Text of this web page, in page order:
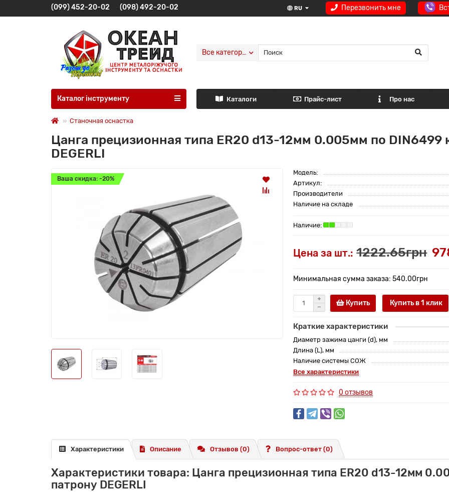
Перезвонить мне
RU
(099) 452-20-02 (098) 492-20-02
Все категории
Каталог інструменту Каталоги Прайс-лист Про нас
Станочная оснастка
Цанга прецизионная типа ER20 d13-12мм 0.005мм по DIN6499
DEGERLI
Ваша скидка: -20%
Модель:
Артикул:
Производители
Наличие на складе
Цена за шт.: 1222.65грн
Минимальная сумма заказа: 540.00грн
Купить Купить в 1 клик
Краткие характеристики
Диаметр зажима цанги (d), мм
Длина (L), мм
Наличие системы СОЖ
Все характеристики
0 отзывов
Характеристики Описание Отзывов (0) Вопрос-ответ (0)
Характеристики товара: Цанга прецизионная типа ER20 d13-12мм
патрону DEGERLI